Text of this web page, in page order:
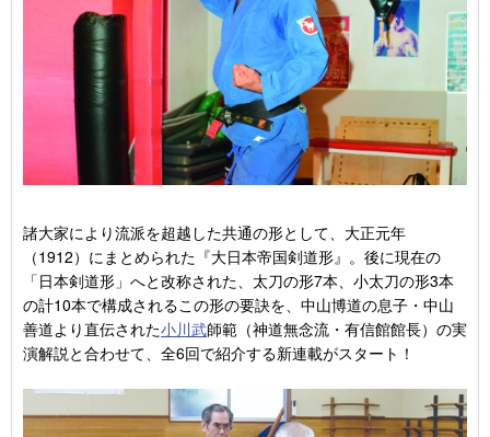
諸大家により流派を超越した共通の形として、大正元年
（1912）にまとめられた『大日本帝国剣道形』。後に現在の
「日本剣道形」へと改称された、太刀の形7本、小太刀の形3本
の計10本で構成されるこの形の要訣を、中山博道の息子・中山
善道より直伝された小川武師範（神道無念流・有信館館長）の実
演解説と合わせて、全6回で紹介する新連載がスタート！